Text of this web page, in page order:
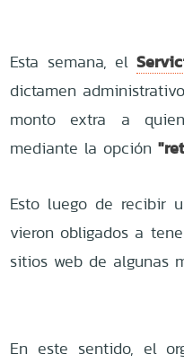
Esta semana, el
dictamen
monto extra a
mediante la opción
Esto luego de recibir
vieron obligados a
sitios web de algunas
En este sentido, el